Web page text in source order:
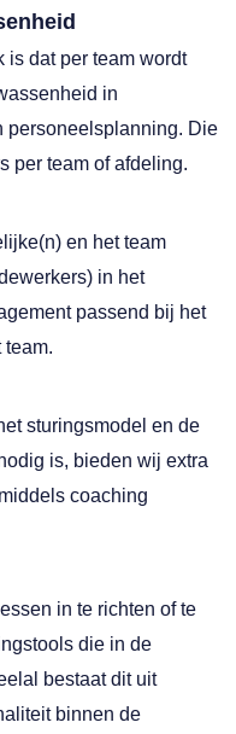
is dat per team wordt
in
personeelsplanning. Die
per team of afdeling.
en het team
in het
passend bij het
sturingsmodel en de
is, bieden wij extra
coaching
in te richten of te
die in de
bestaat dit uit
binnen de